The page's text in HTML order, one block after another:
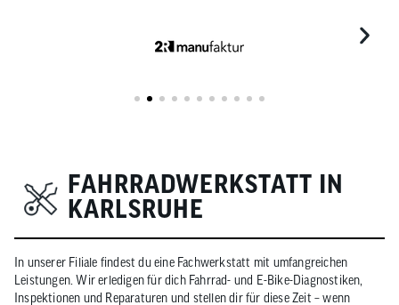
FAHRRADWERKSTATT IN
KARLSRUHE
In unserer Filiale findest du eine Fachwerkstatt mit umfangreichen
Leistungen. Wir erledigen für dich Fahrrad- und E-Bike-Diagnostiken,
Inspektionen und Reparaturen und stellen dir für diese Zeit – wenn